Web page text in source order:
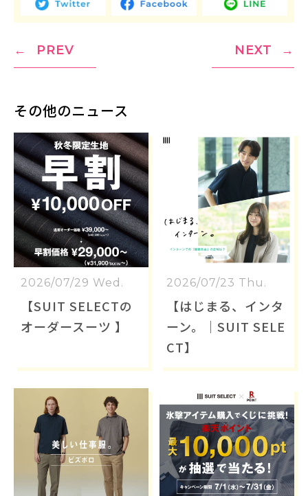
PREV NEXT
その他のニュース
2026/07/29 Wed.
【SUIT SELECTの
オーダースーツ 】
2026/07/23 Thu.
【はじまる、インタ
ーン。｜SUIT SELE
CT】